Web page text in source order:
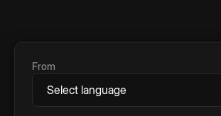
From